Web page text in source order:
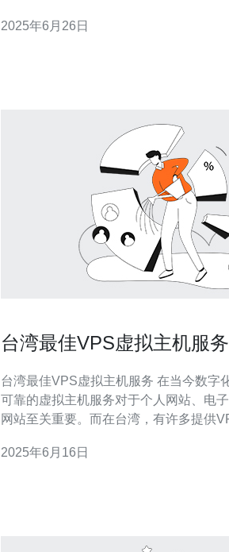
论。 云服务器是指基于云计算技术构建的虚拟服务器，用
2025年6月26日
台湾最佳VPS虚拟主机服务
台湾最佳VPS虚拟主机服务 在当今数字化时代，拥有一个
可靠的虚拟主机服务对于个人网站、电
网站至关重要。而在台湾，有许多提供
VPS虚拟主机服务，帮助您找到适合自己
2025年6月16日